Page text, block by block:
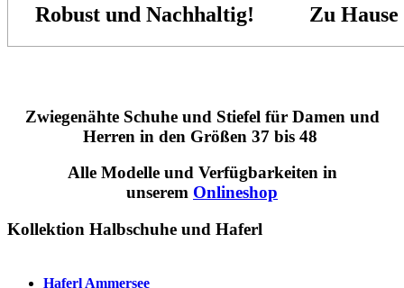
Robust und Nachhaltig! Zu
Zwiegenähte Schuhe und Stiefel für Damen und
Herren in den Größen 37 bis 48
Alle Modelle und Verfügbarkeiten in
unserem Onlineshop
Kollektion Halbschuhe und Haferl
Haferl Ammersee